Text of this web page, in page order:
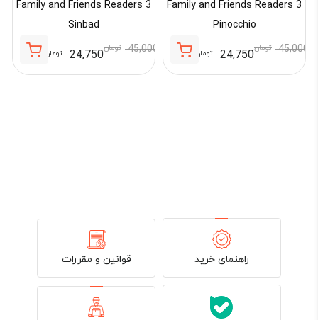
Family and Friends Readers 3
Pinocchio
45,000 تومان24,750 تومان
Family and Friends Readers 3
Sinbad
45,000 تومان24,750 تومان
راهنمای خرید قوانین و مقررات